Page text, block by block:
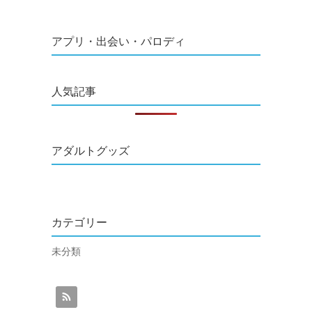
アプリ・出会い・パロディ
人気記事
アダルトグッズ
カテゴリー
未分類